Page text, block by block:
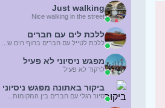
Just walking
Nice walking in the street
ללכת לים עם חברים
ללכת לטייל עם חברים בחוף הים ש...
מפגש ניסיוני לא פעיל
לרקוד לא פעיל
ביקור באתונה מפגש ניסיוני
סיור רגלי עם חברים בין המקומות...